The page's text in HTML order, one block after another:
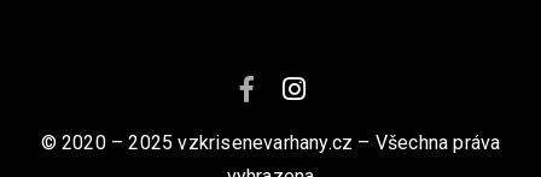
© 2020 – 2025 vzkrisenevarhany.cz – Všechna práva